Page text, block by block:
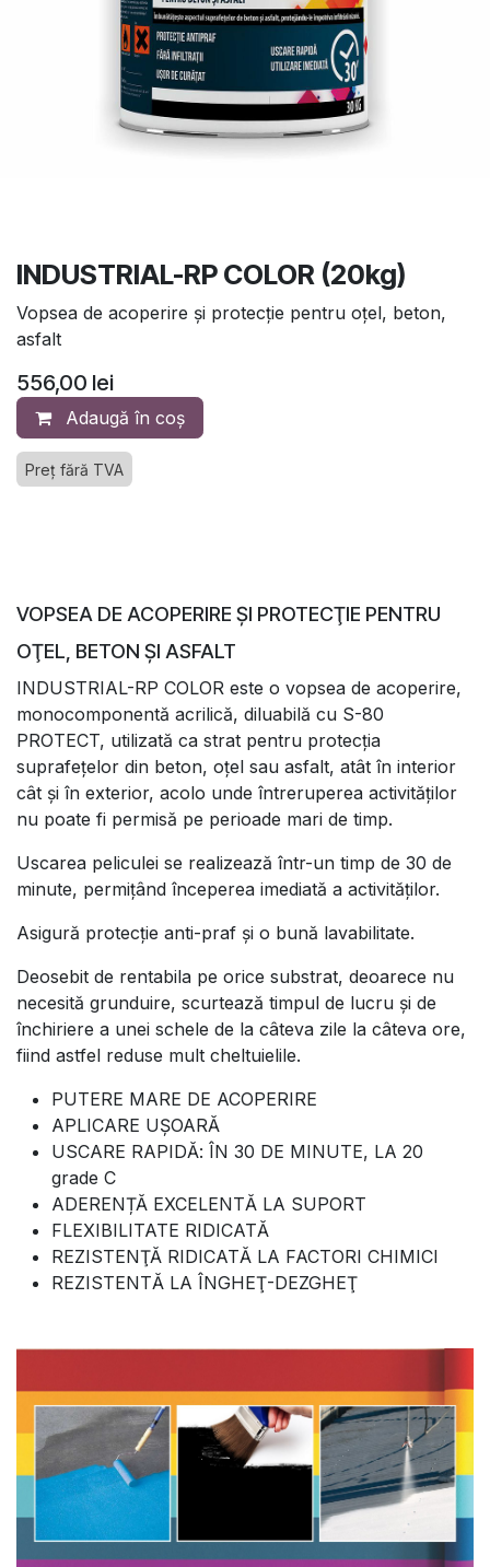
INDUSTRIAL-RP COLOR (20kg)
Vopsea de acoperire și protecție pentru oțel, beton,
asfalt
556,00 lei
Adaugă în coș
Preț fără TVA
VOPSEA DE ACOPERIRE ŞI PROTECŢIE PENTRU
OŢEL, BETON ŞI ASFALT
INDUSTRIAL-RP COLOR este o vopsea de acoperire,
monocomponentă acrilică, diluabilă cu S-80
PROTECT, utilizată ca strat pentru protecţia
suprafeţelor din beton, oţel sau asfalt, atât în interior
cât şi în exterior, acolo unde întreruperea activităţilor
nu poate fi permisă pe perioade mari de timp.
Uscarea peliculei se realizează într-un timp de 30 de
minute, permiţând începerea imediată a activităţilor.
Asigură protecţie anti-praf şi o bună lavabilitate.
Deosebit de rentabila pe orice substrat, deoarece nu
necesită grunduire, scurtează timpul de lucru şi de
închiriere a unei schele de la câteva zile la câteva ore,
fiind astfel reduse mult cheltuielile.
PUTERE MARE DE ACOPERIRE
APLICARE UȘOARĂ
USCARE RAPIDĂ: ÎN 30 DE MINUTE, LA 20
grade C
ADERENȚĂ EXCELENTĂ LA SUPORT
FLEXIBILITATE RIDICATĂ
REZISTENŢĂ RIDICATĂ LA FACTORI CHIMICI
REZISTENTĂ LA ÎNGHEŢ-DEZGHEŢ